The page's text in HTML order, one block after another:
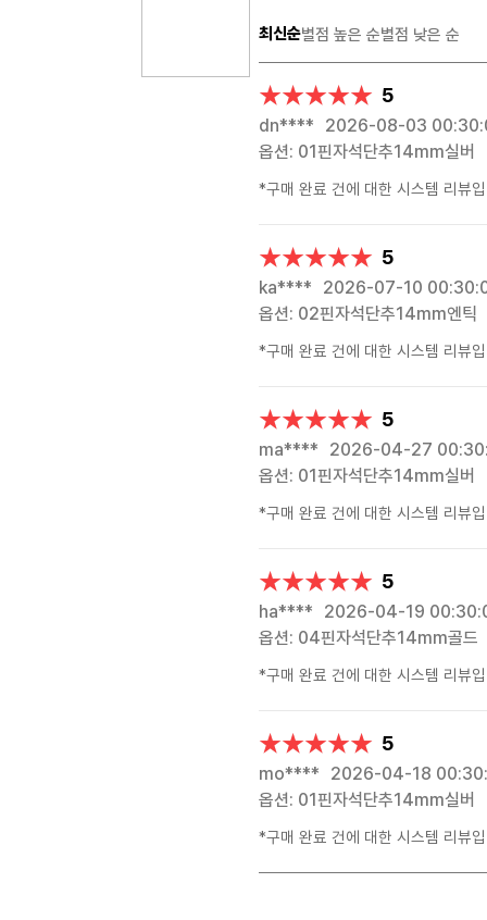
최신순별점 높은 순별점 낮은 순
★★★★★
★★★★★ 5
dn**** 2026-08-03
옵션: 01핀자석단추14mm실버
*구매 완료 건에 대한 시스템 리뷰
★★★★★
★★★★★ 5
ka**** 2026-07-10
옵션: 02핀자석단추14mm엔틱
*구매 완료 건에 대한 시스템 리뷰
★★★★★
★★★★★ 5
ma**** 2026-04-27
옵션: 01핀자석단추14mm실버
*구매 완료 건에 대한 시스템 리뷰
★★★★★
★★★★★ 5
ha**** 2026-04-19
옵션: 04핀자석단추14mm골드
*구매 완료 건에 대한 시스템 리뷰
★★★★★
★★★★★ 5
mo**** 2026-04-18
옵션: 01핀자석단추14mm실버
*구매 완료 건에 대한 시스템 리뷰